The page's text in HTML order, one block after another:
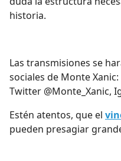
historia.
Las transmisiones se
sociales de Monte
Twitter @Monte_Xanic,
Estén atentos, que el
pueden presagiar